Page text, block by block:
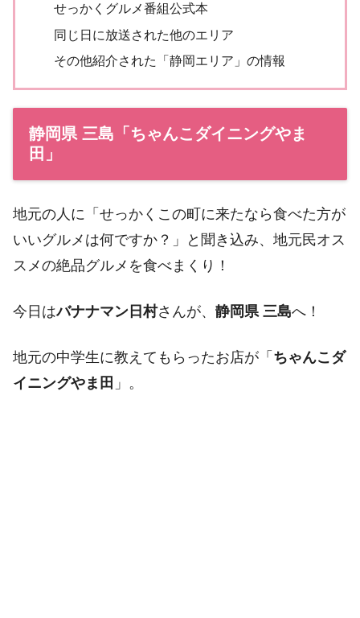
せっかくグルメ番組公式本
同じ日に放送された他のエリア
その他紹介された「静岡エリア」の情報
静岡県 三島「ちゃんこダイニングやま
田」
地元の人に「せっかくこの町に来たなら食べた方が
いいグルメは何ですか？」と聞き込み、地元民オス
スメの絶品グルメを食べまくり！
今日はバナナマン日村さんが、 静岡県 三島へ！
地元の中学生に教えてもらったお店が「 ちゃんこダ
イニングやま田 」。